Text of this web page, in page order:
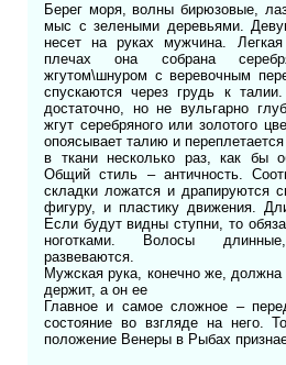
Берег моря, волны бирюзовые,
мыс с зелеными деревьями.
несет на руках мужчина.
плечах она собрана
жгутом\шнуром с веревочным
спускаются через грудь к талии.
достаточно, но не вульгарно
жгут серебряного или золотого
опоясывает талию и
в ткани несколько раз, как бы
Общий стиль – античность.
складки ложатся и драпируются
фигуру, и пластику движения.
Если будут видны ступни, то
ноготками. Волосы
развеваются.
Мужская рука, конечно же,
держит, а он ее
Главное и самое сложное –
состояние во взгляде на него.
положение Венеры в Рыбах